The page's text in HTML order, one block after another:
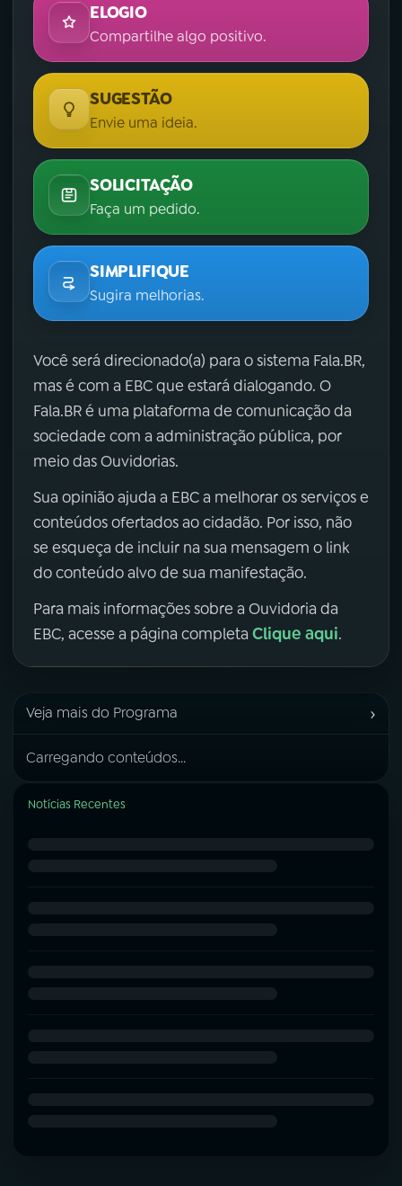
ELOGIO
Compartilhe algo positivo.
SUGESTÃO
Envie uma ideia.
SOLICITAÇÃO
Faça um pedido.
SIMPLIFIQUE
Sugira melhorias.
Você será direcionado(a) para o sistema Fala.BR,
mas é com a EBC que estará dialogando. O
Fala.BR é uma plataforma de comunicação da
sociedade com a administração pública, por
meio das Ouvidorias.
Sua opinião ajuda a EBC a melhorar os serviços e
conteúdos ofertados ao cidadão. Por isso, não
se esqueça de incluir na sua mensagem o link
do conteúdo alvo de sua manifestação.
Para mais informações sobre a Ouvidoria da
EBC, acesse a página completa Clique aqui.
Veja mais do Programa ›
Carregando conteúdos...
Notícias Recentes